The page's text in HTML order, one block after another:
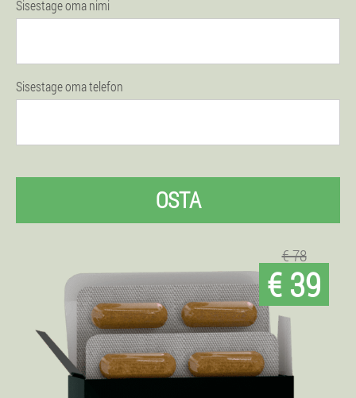
Sisestage oma nimi
Sisestage oma telefon
OSTA
€ 78
€ 39